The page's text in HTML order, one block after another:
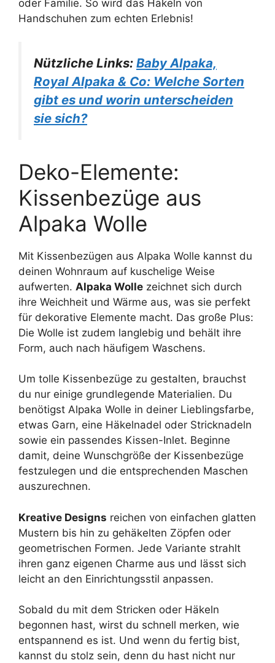
oder Familie. So wird das Häkeln von
Handschuhen zum echten Erlebnis!
Nützliche Links: Baby Alpaka,
Royal Alpaka & Co: Welche Sorten
gibt es und worin unterscheiden
sie sich?
Deko-Elemente:
Kissenbezüge aus
Alpaka Wolle
Mit Kissenbezügen aus Alpaka Wolle kannst du
deinen Wohnraum auf kuschelige Weise
aufwerten. Alpaka Wolle zeichnet sich durch
ihre Weichheit und Wärme aus, was sie perfekt
für dekorative Elemente macht. Das große Plus:
Die Wolle ist zudem langlebig und behält ihre
Form, auch nach häufigem Waschens.
Um tolle Kissenbezüge zu gestalten, brauchst
du nur einige grundlegende Materialien. Du
benötigst Alpaka Wolle in deiner Lieblingsfarbe,
etwas Garn, eine Häkelnadel oder Stricknadeln
sowie ein passendes Kissen-Inlet. Beginne
damit, deine Wunschgröße der Kissenbezüge
festzulegen und die entsprechenden Maschen
auszurechnen.
Kreative Designs reichen von einfachen glatten
Mustern bis hin zu gehäkelten Zöpfen oder
geometrischen Formen. Jede Variante strahlt
ihren ganz eigenen Charme aus und lässt sich
leicht an den Einrichtungsstil anpassen.
Sobald du mit dem Stricken oder Häkeln
begonnen hast, wirst du schnell merken, wie
entspannend es ist. Und wenn du fertig bist,
kannst du stolz sein, denn du hast nicht nur